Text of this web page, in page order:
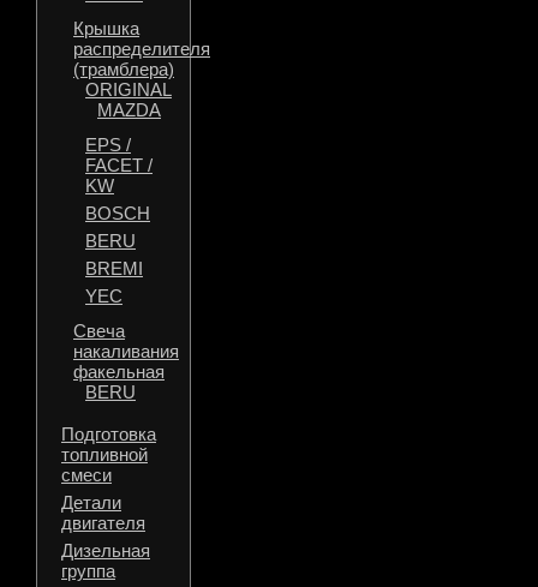
Крышка
распределителя
(трамблера)
ORIGINAL
MAZDA
EPS /
FACET /
KW
BOSCH
BERU
BREMI
YEC
Свеча
накаливания
факельная
BERU
Подготовка
топливной
смеси
Детали
двигателя
Дизельная
группа